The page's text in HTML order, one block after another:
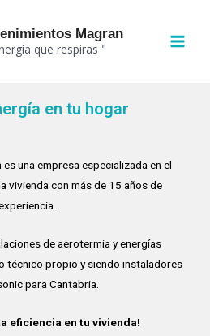
Magran
que respiras "
en tu hogar
una empresa especializada en el
vivienda con más de 15 años de
de aerotermia y energías
técnico propio y siendo instaladores
para Cantabria.
eficiencia en tu vivienda!